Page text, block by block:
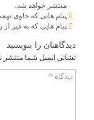
منتشر خواهد شد.
پیام هایی که حاوی
پیام هایی که به غیر
دیدگاهتان را بنویسید
نشانی ایمیل شما منتشر
دیدگاه *